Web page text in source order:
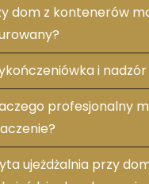
dom z kontenerów
i
profesjonalny
ujeżdżalnia przy